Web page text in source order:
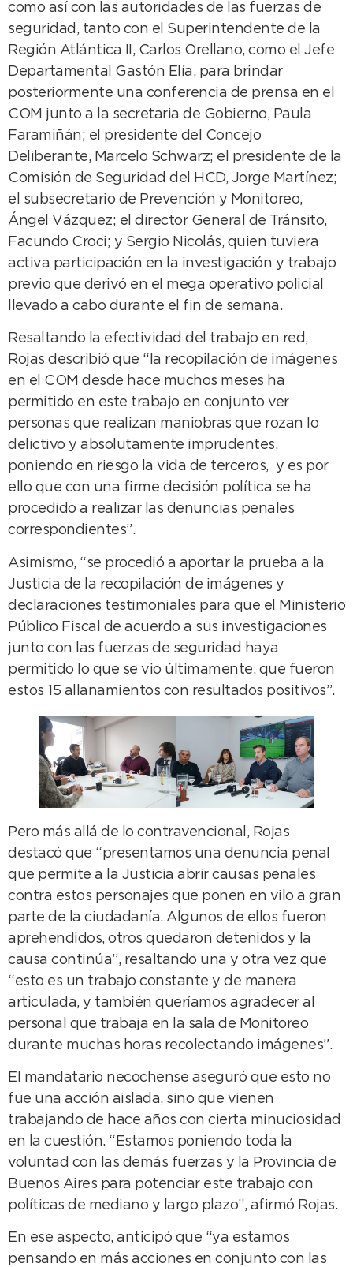
como así con las autoridades de las fuerzas de
seguridad, tanto con el Superintendente de la
Región Atlántica II, Carlos Orellano, como el Jefe
Departamental Gastón Elía, para brindar
posteriormente una conferencia de prensa en el
COM junto a la secretaria de Gobierno, Paula
Faramiñán; el presidente del Concejo
Deliberante, Marcelo Schwarz; el presidente de la
Comisión de Seguridad del HCD, Jorge Martínez;
el subsecretario de Prevención y Monitoreo,
Ángel Vázquez; el director General de Tránsito,
Facundo Croci; y Sergio Nicolás, quien tuviera
activa participación en la investigación y trabajo
previo que derivó en el mega operativo policial
llevado a cabo durante el fin de semana.
Resaltando la efectividad del trabajo en red,
Rojas describió que “la recopilación de imágenes
en el COM desde hace muchos meses ha
permitido en este trabajo en conjunto ver
personas que realizan maniobras que rozan lo
delictivo y absolutamente imprudentes,
poniendo en riesgo la vida de terceros, y es por
ello que con una firme decisión política se ha
procedido a realizar las denuncias penales
correspondientes”.
Asimismo, “se procedió a aportar la prueba a la
Justicia de la recopilación de imágenes y
declaraciones testimoniales para que el Ministerio
Público Fiscal de acuerdo a sus investigaciones
junto con las fuerzas de seguridad haya
permitido lo que se vio últimamente, que fueron
estos 15 allanamientos con resultados positivos”.
Pero más allá de lo contravencional, Rojas
destacó que “presentamos una denuncia penal
que permite a la Justicia abrir causas penales
contra estos personajes que ponen en vilo a gran
parte de la ciudadanía. Algunos de ellos fueron
aprehendidos, otros quedaron detenidos y la
causa continúa”, resaltando una y otra vez que
“esto es un trabajo constante y de manera
articulada, y también queríamos agradecer al
personal que trabaja en la sala de Monitoreo
durante muchas horas recolectando imágenes”.
El mandatario necochense aseguró que esto no
fue una acción aislada, sino que vienen
trabajando de hace años con cierta minuciosidad
en la cuestión. “Estamos poniendo toda la
voluntad con las demás fuerzas y la Provincia de
Buenos Aires para potenciar este trabajo con
políticas de mediano y largo plazo”, afirmó Rojas.
En ese aspecto, anticipó que “ya estamos
pensando en más acciones en conjunto con las